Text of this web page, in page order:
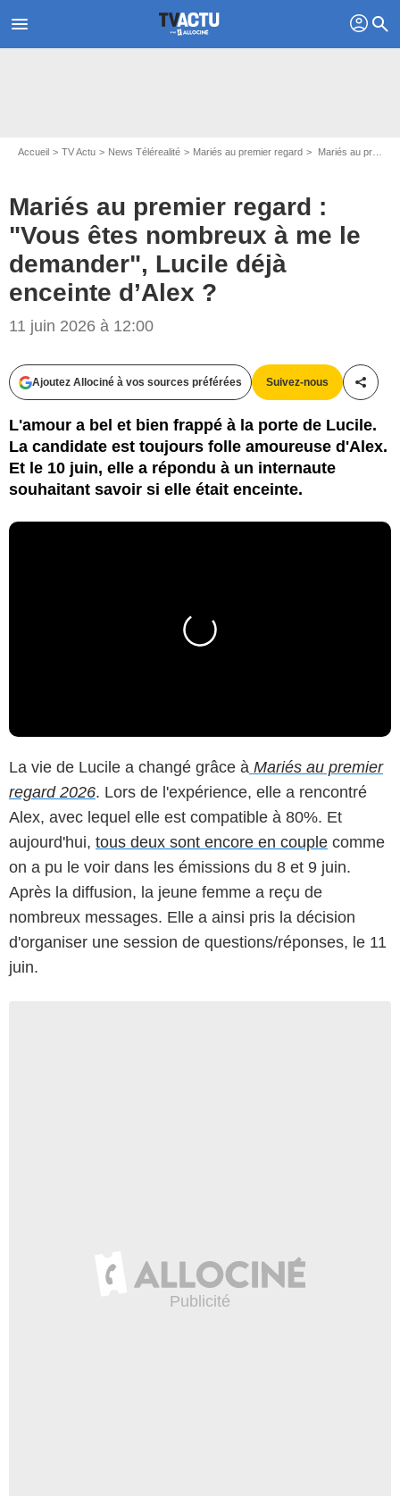
menu profil search
Accueil TV Actu News Télérealité Mariés au premier regard Mariés au premier regard : "Vous êtes nombreux à me le demander", Lucile déjà enceinte d’Alex ?
Mariés au premier regard :
"Vous êtes nombreux à me le
demander", Lucile déjà
enceinte d’Alex ?
11 juin 2026 à 12:00
Ajoutez Allociné à vos sources préférées Suivez-nous
L'amour a bel et bien frappé à la porte de Lucile.
La candidate est toujours folle amoureuse d'Alex.
Et le 10 juin, elle a répondu à un internaute
souhaitant savoir si elle était enceinte.
La vie de Lucile a changé grâce à Mariés au premier
regard 2026. Lors de l'expérience, elle a rencontré
Alex, avec lequel elle est compatible à 80%. Et
aujourd'hui, tous deux sont encore en couple comme
on a pu le voir dans les émissions du 8 et 9 juin.
Après la diffusion, la jeune femme a reçu de
nombreux messages. Elle a ainsi pris la décision
d'organiser une session de questions/réponses, le 11
juin.